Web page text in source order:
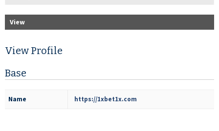
View
View Profile
Base
Name https://1xbet1x.com